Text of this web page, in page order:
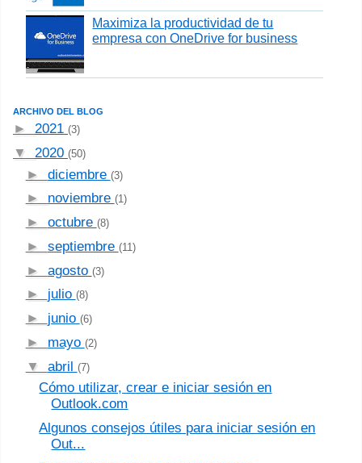
Maximiza la productividad de tu
empresa con OneDrive for business
ARCHIVO DEL BLOG
► 2021 (3)
▼ 2020 (50)
► diciembre (3)
► noviembre (1)
► octubre (8)
► septiembre (11)
► agosto (3)
► julio (8)
► junio (6)
► mayo (2)
▼ abril (7)
Cómo utilizar, crear e iniciar sesión en
Outlook.com
Algunos consejos útiles para iniciar sesión en
Out...